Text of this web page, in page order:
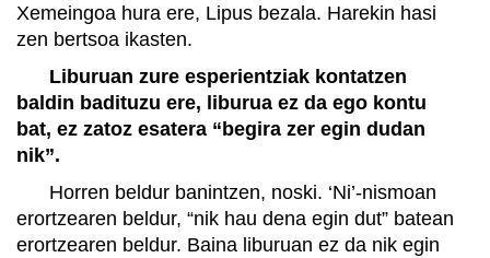
Xemeingoa hura ere, Lipus bezala. Harekin hasi
zen bertsoa ikasten.
Liburuan zure esperientziak kontatzen
baldin badituzu ere, liburua ez da ego kontu
bat, ez zatoz esatera “begira zer egin dudan
nik”.
Horren beldur banintzen, noski. ‘Ni’-nismoan
erortzearen beldur, “nik hau dena egin dut” batean
erortzearen beldur. Baina liburuan ez da nik egin